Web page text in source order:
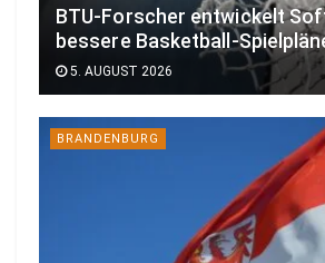
BTU-Forscher entwickelt
bessere Basketball-
5. AUGUST 2026
BRANDENBURG